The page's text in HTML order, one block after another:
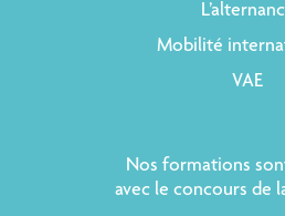
Mobilité
VAE
Nos formations
avec le concours de